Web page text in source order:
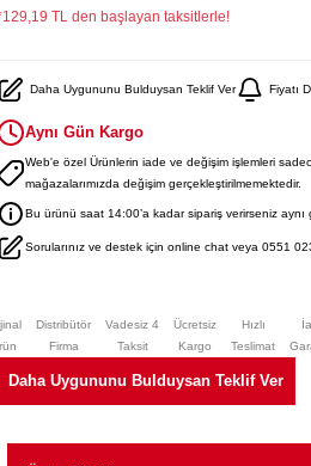
TL den başlayan taksitlerle!
Daha Uygununu Bulduysan Teklif Ver Fiyatı
Aynı Gün Kargo
Web'e özel Ürünlerin iade ve değişim işlemleri
mağazalarımızda değişim gerçekleştirilmemektedir.
Bu ürünü saat 14:00’a kadar sipariş verirseniz aynı
Sorularınız ve destek için online chat veya 0551
Distribütör
Firma
Vadesiz 4
Taksit
Ücretsiz
Kargo
Hızlı
Teslimat
Daha Uygununu Bulduysan Teklif Ver